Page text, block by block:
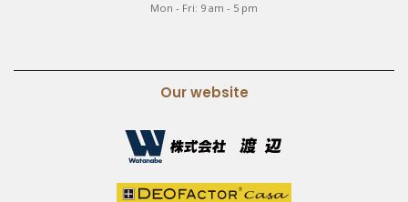
Mon - Fri: 9 am - 5 pm
Our website